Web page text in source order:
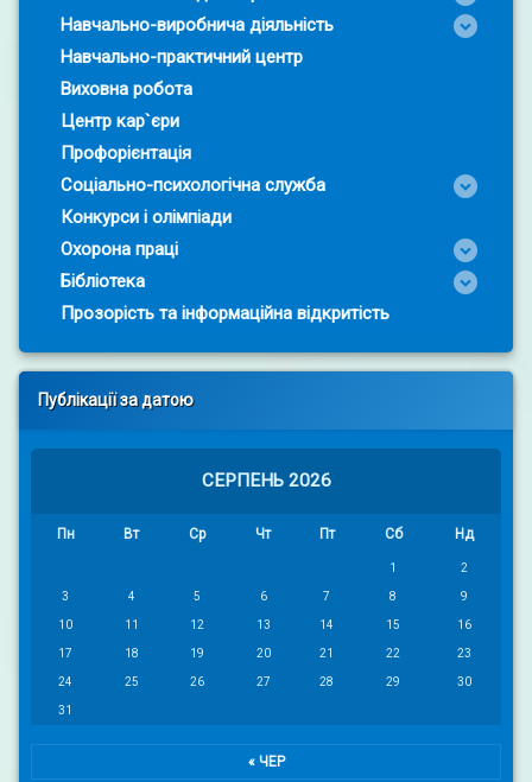
Навчально-виробнича діяльність
Навчально-практичний центр
Виховна робота
Центр кар`єри
Профорієнтація
Соціально-психологічна служба
Конкурси і олімпіади
Охорона праці
Бібліотека
Прозорість та інформаційна відкритість
Публікації за датою
СЕРПЕНЬ 2026
Пн Вт Ср Чт Пт Сб Нд
1 2
3 4 5 6 7 8 9
10 11 12 13 14 15 16
17 18 19 20 21 22 23
24 25 26 27 28 29 30
31
« ЧЕР